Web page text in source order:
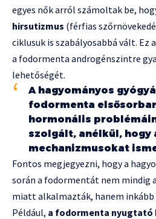
egyes nők arról számoltak be,
hirsutizmus (férfias
ciklusuk is szabályosabbá vált.
a fodormenta androgénszintre
lehetőségét.
A hagyományos
fodormenta
hormonális
szolgált, anélkül, hogy
mechanizmusokat
Fontos megjegyezni, hogy a
során a fodormentát nem mindig
miatt alkalmazták, hanem inkább
Például, a fodormenta nyugtató